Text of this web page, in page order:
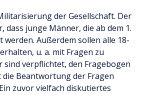
der Gesellschaft. Der
junge Männer, die ab dem 1.
Außerdem sollen alle 18-
u. a. mit Fragen zu
sind verpflichtet, den Fragebogen
die Beantwortung der Fragen
zuvor vielfach diskutiertes